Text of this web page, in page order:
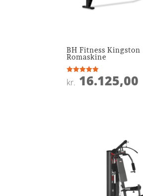
BH Fitness Kingston
Romaskine
Vurderet
4.9
kr. 16.125,00